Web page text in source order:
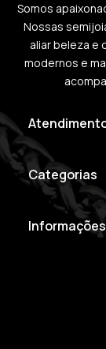
Somos
Nossas
aliar beleza e
modernos e
Categorias
Informações